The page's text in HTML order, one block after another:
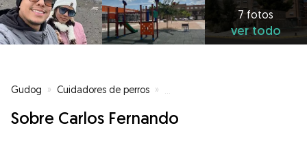
7 fotos
ver todo
Gudog » Cuidadores de perros »
Sobre Carlos Fernando